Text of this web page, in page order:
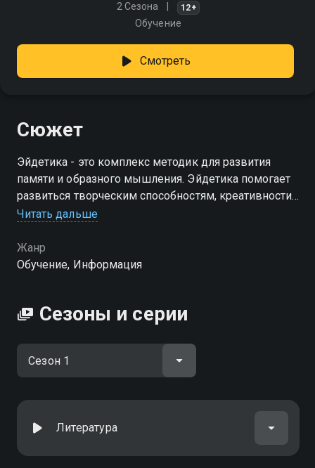
2 Сезона 12+
Обучение
Смотреть
Сюжет
Эйдетика - это комплекс методик для развития
памяти и образного мышления. Эйдетика помогает
развиться творческим способностям, креативности,
тренирует память, внимательность и
Читать дальше
Жанр
Обучение, Информация
Сезоны и серии
Литература